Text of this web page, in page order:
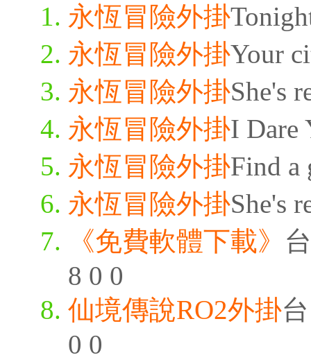
永恆冒險外掛
永恆冒險外掛Your
永恆冒險外掛She's
永恆冒險外掛I Dare
永恆冒險外掛Find a
永恆冒險外掛She's
《免費軟體下載》
8 0 0
仙境傳說RO2外掛
0 0